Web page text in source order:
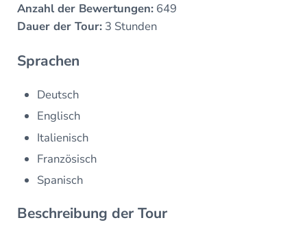
Anzahl der Bewertungen:649
Dauer der Tour:3 Stunden
Sprachen
Deutsch
Englisch
Italienisch
Französisch
Spanisch
Beschreibung der Tour